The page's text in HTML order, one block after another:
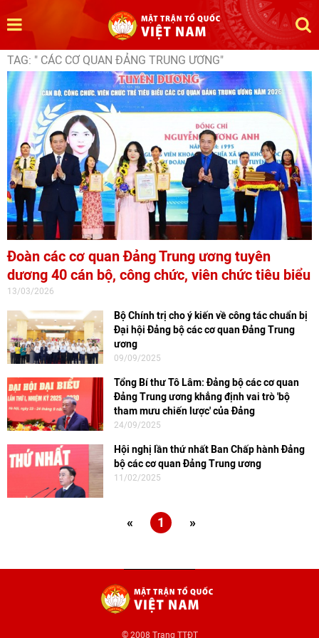
TAG: " CÁC CƠ QUAN ĐẢNG TRUNG ƯƠNG"
Đoàn các cơ quan Đảng Trung ương tuyên
dương 40 cán bộ, công chức, viên chức tiêu biểu
13/03/2026
Bộ Chính trị cho ý kiến về công tác chuẩn bị
Đại hội Đảng bộ các cơ quan Đảng Trung
ương
09/09/2025
Tổng Bí thư Tô Lâm: Đảng bộ các cơ quan
Đảng Trung ương khẳng định vai trò 'bộ
tham mưu chiến lược' của Đảng
24/09/2025
Hội nghị lần thứ nhất Ban Chấp hành Đảng
bộ các cơ quan Đảng Trung ương
11/02/2025
« 1 »
© 2008 Trang TTĐT